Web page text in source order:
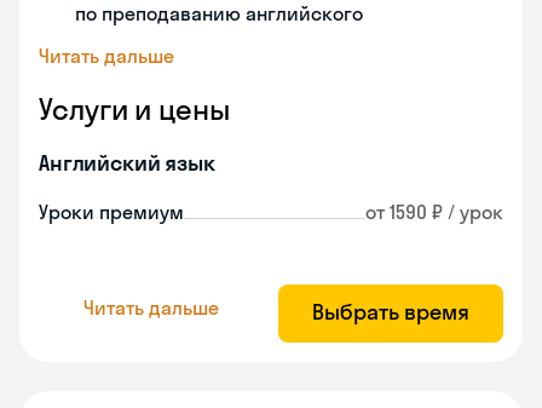
по преподаванию английского
Читать дальше
Услуги и цены
Английский язык
Уроки премиум от 1590 ₽ / урок
Читать дальше Выбрать время